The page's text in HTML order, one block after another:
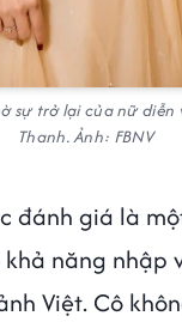
sự trở lại của nữ diễn
Thanh. Ảnh: FBNV
đánh giá là
năng nhập
Việt. Cô